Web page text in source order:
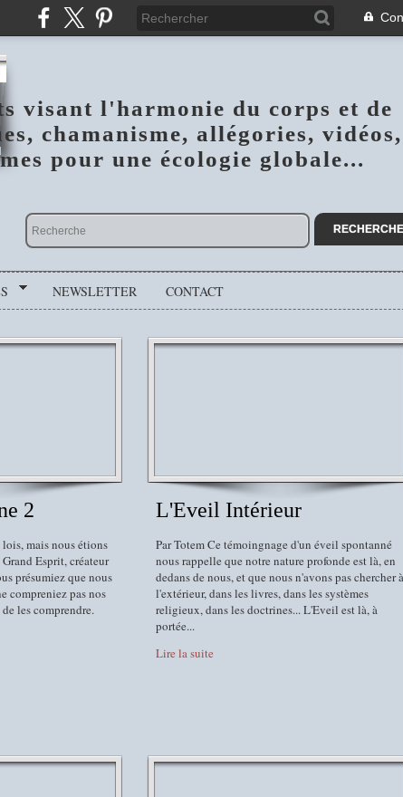
visant l'harmonie du corps et de
chamanisme, allégories, vidéos,
pour une écologie globale...
NEWSLETTER CONTACT
2
mais nous étions
Esprit, créateur
présumiez que nous
compreniez pas nos
les comprendre.
L'Eveil Intérieur
Par Totem Ce témoingnage d'un éveil spontanné
nous rappelle que notre nature profonde est là, en
dedans de nous, et que nous n'avons pas chercher à
l'extérieur, dans les livres, dans les systèmes
religieux, dans les doctrines... L'Eveil est là, à
portée...
Lire la suite